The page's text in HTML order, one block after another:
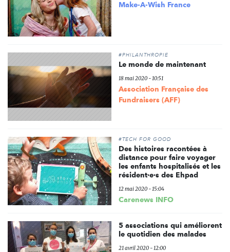
Make-A-Wish France
#PHILANTHROPIE
Le monde de maintenant
18 mai 2020 - 10:51
Association Française des
Fundraisers (AFF)
#TECH FOR GOOD
Des histoires racontées à
distance pour faire voyager
les enfants hospitalisés et les
résident·e·s des Ehpad
12 mai 2020 - 15:04
Carenews INFO
5 associations qui améliorent
le quotidien des malades
21 avril 2020 - 12:00